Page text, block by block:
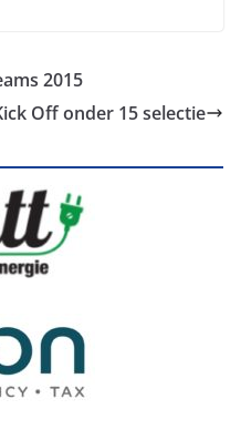
2015
Off onder 15 selectie